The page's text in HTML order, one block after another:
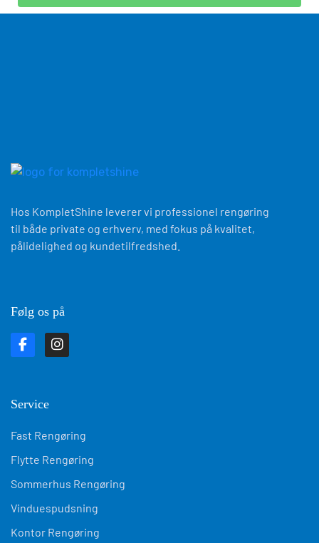
Hos KompletShine leverer vi professionel rengøring
til både private og erhverv, med fokus på kvalitet,
pålidelighed og kundetilfredshed.
Følg os på
Service
Fast Rengøring
Flytte Rengøring
Sommerhus Rengøring
Vinduespudsning
Kontor Rengøring